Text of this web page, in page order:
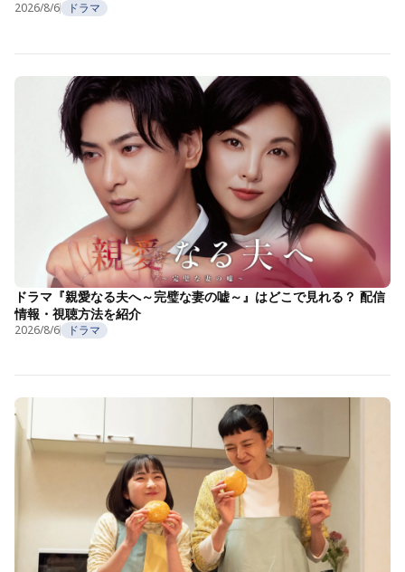
2026/8/6 ドラマ
ドラマ『親愛なる夫へ～完璧な妻の嘘～』はどこで見れる？ 配信
情報・視聴方法を紹介
2026/8/6 ドラマ